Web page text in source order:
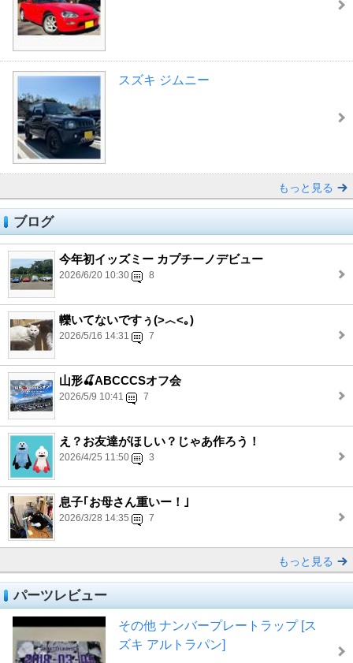
スズキ ジムニー
もっと見る
ブログ
今年初イッズミー カプチーノデビュー
2026/6/20 10:30 8
轢いてないですぅ(>︿<｡)
2026/5/16 14:31 7
山形🍒ABCCCSオフ会
2026/5/9 10:41 7
え？お友達がほしい？じゃあ作ろう！
2026/4/25 11:50 3
息子｢お母さん重いー！｣
2026/3/28 14:35 7
もっと見る
パーツレビュー
その他 ナンバープレートラップ [ス
ズキ アルトラパン]